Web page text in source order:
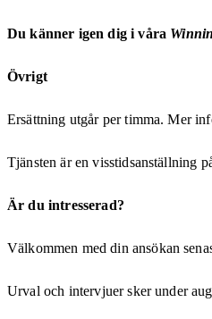
Du känner igen dig i våra
Övrigt
Ersättning utgår per timma. Mer
Tjänsten är en visstidsanställning
Är du intresserad?
Välkommen med din ansökan
Urval och intervjuer sker under